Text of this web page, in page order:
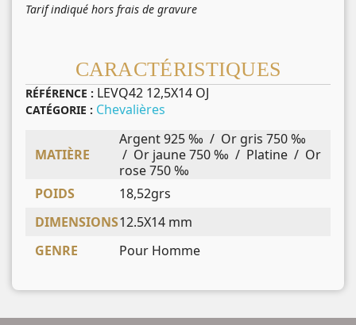
Tarif indiqué hors frais de gravure
CARACTÉRISTIQUES
RÉFÉRENCE : LEVQ42 12,5X14 OJ
CATÉGORIE : Chevalières
MATIÈRE
Argent 925 ‰ / Or gris 750 ‰
/ Or jaune 750 ‰ / Platine / Or
rose 750 ‰
POIDS
18,52grs
DIMENSIONS12.5X14 mm
GENRE
Pour Homme